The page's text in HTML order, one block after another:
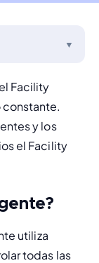
▼
Facility
constante.
y los
el Facility
todas las